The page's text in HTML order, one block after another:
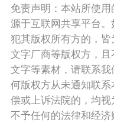
免责声明：本站所使
源于互联网共享平台
犯其版权所有方的，
文字厂商等版权方，
文字等素材，请联系
何版权方从未通知联
偿或上诉法院的，均
不予任何的法律和经济